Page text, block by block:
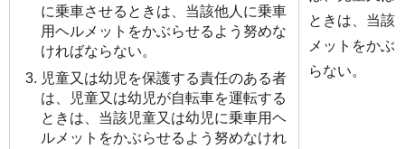
に乗車させるときは、当該他人に乗車
用ヘルメットをかぶらせるよう努めな
ければならない。
児童又は幼児を保護する責任のある者
は、児童又は幼児が自転車を運転する
ときは、当該児童又は幼児に乗車用ヘ
ルメットをかぶらせるよう努めなけれ
ときは、当該
メットをかぶ
らない。